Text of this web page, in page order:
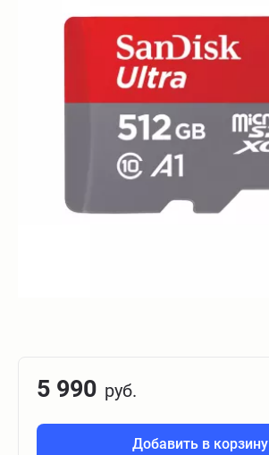
5 990 руб.
Добавить в корзину